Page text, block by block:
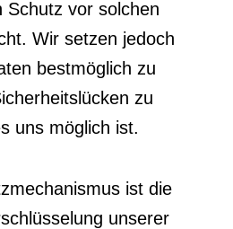
Schutz vor solchen
Wir setzen jedoch
bestmöglich zu
zu
uns möglich ist.
ist die
unserer